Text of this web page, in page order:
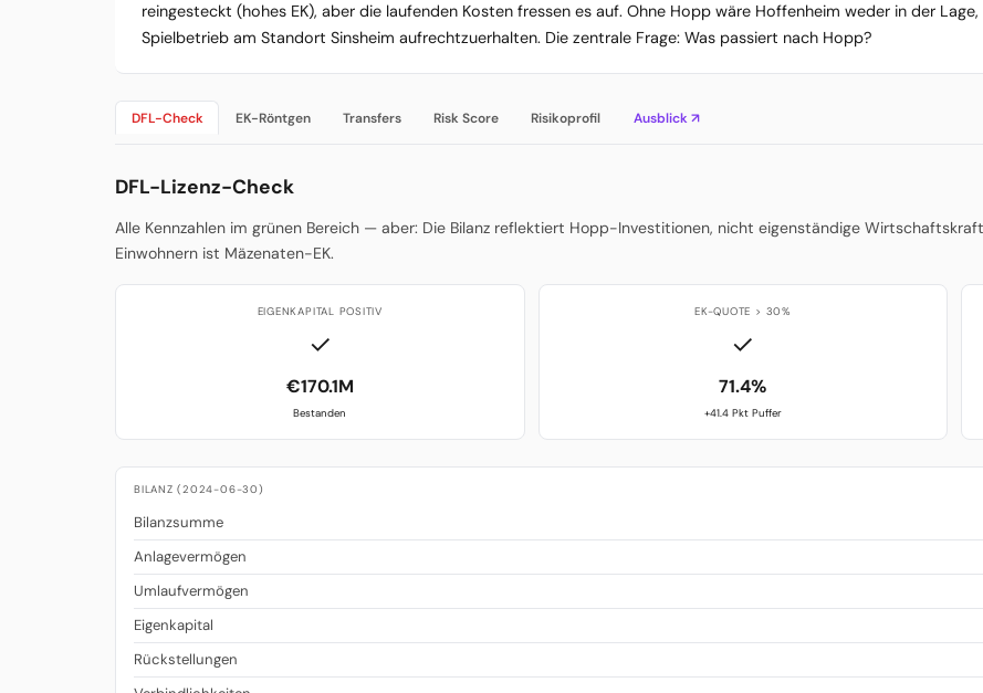
reingesteckt (hohes EK), aber die laufenden Kosten fressen es auf. Ohne Hopp wäre Hoffenheim weder in der
Spielbetrieb am Standort Sinsheim aufrechtzuerhalten. Die zentrale Frage: Was passiert nach Hopp?
DFL-Check EK-Röntgen Transfers Risk Score Risikoprofil Ausblick ↗
DFL-Lizenz-Check
Alle Kennzahlen im grünen Bereich — aber: Die Bilanz reflektiert Hopp-Investitionen, nicht eigenständige
Einwohnern ist Mäzenaten-EK.
EIGENKAPITAL POSITIV
✓
€170.1M
Bestanden
EK-QUOTE > 30%
✓
71.4%
+41.4 Pkt Puffer
BILANZ (2024-06-30)
Bilanzsumme
Anlagevermögen
Umlaufvermögen
Eigenkapital
Rückstellungen